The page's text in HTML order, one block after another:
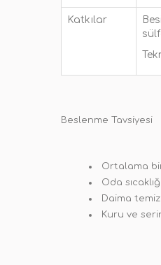
Katkılar
Beslenme Tavsiyesi
Ortalama
Oda
Daima
Kuru ve